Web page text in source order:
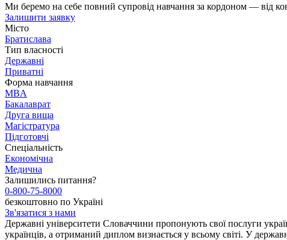
Ми беремо на себе повний супровід навчання за кордоном — від
Залишити заявку
Місто
Братислава
Тип власності
Державні
Приватні
Форма навчання
MBA
Бакалаврат
Друга вища
Магістратура
Підготовчі
Спеціальність
Економічна
Медична
Залишились питання?
0-800-75-8000
безкоштовно по Україні
Зв'язатися з нами
Державні університети Словаччини пропонують свої послуги
українців, а отриманий диплом визнається у всьому світі. У